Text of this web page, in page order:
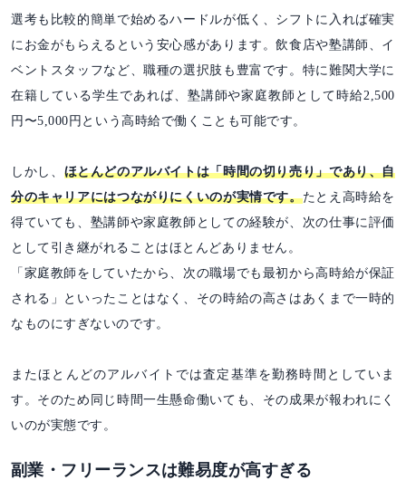
選考も比較的簡単で始めるハードルが低く、シフトに入れば確実
にお金がもらえるという安心感があります。飲食店や塾講師、イ
ベントスタッフなど、職種の選択肢も豊富です。特に難関大学に
在籍している学生であれば、塾講師や家庭教師として時給2,500
円〜5,000円という高時給で働くことも可能です。
しかし、 ほとんどのアルバイトは「時間の切り売り」であり、自
分のキャリアにはつながりにくいのが実情です。たとえ高時給を
得ていても、塾講師や家庭教師としての経験が、次の仕事に評価
として引き継がれることはほとんどありません。
「家庭教師をしていたから、次の職場でも最初から高時給が保証
される」といったことはなく、その時給の高さはあくまで一時的
なものにすぎないのです。
またほとんどのアルバイトでは査定基準を勤務時間としていま
す。そのため同じ時間一生懸命働いても、その成果が報われにく
いのが実態です。
副業・フリーランスは難易度が高すぎる